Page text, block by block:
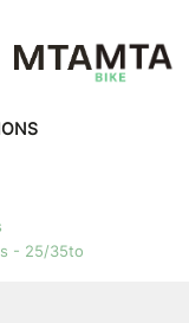
- 25/35to